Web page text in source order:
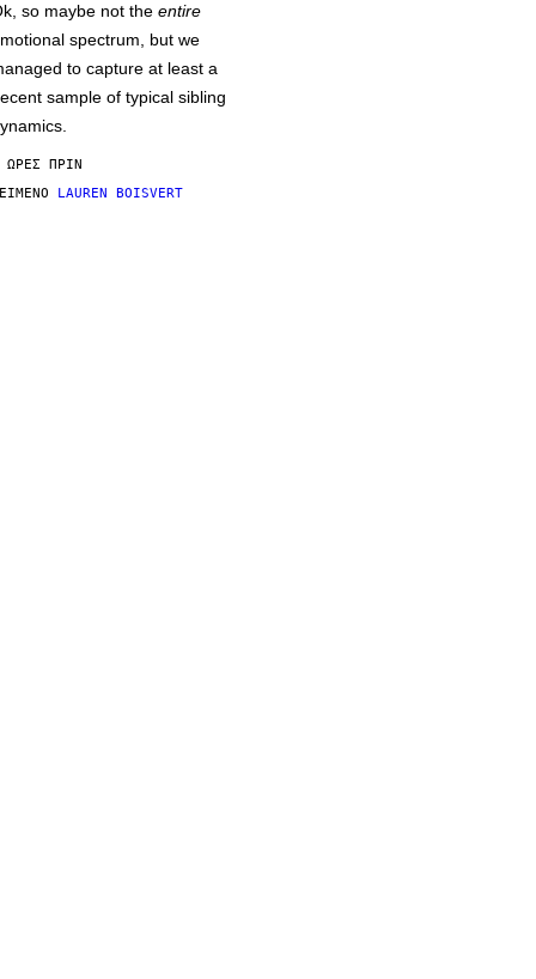
so maybe not the entire
spectrum, but we
to capture at least a
sample of typical sibling
ΏΡΕΣ ΠΡΙΝ
LAUREN BOISVERT